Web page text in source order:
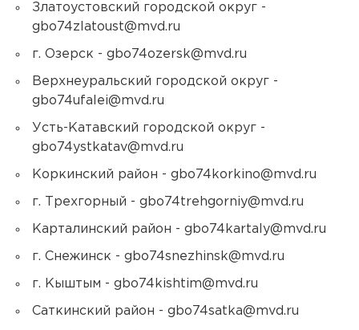
Златоустовский городской округ -
gbo74zlatoust@mvd.ru
г. Озерск - gbo74ozersk@mvd.ru
Верхнеуральский городской округ -
gbo74ufalei@mvd.ru
Усть-Катавский городской округ -
gbo74ystkatav@mvd.ru
Коркинский район - gbo74korkino@mvd.ru
г. Трехгорный - gbo74trehgorniy@mvd.ru
Карталинский район - gbo74kartaly@mvd.ru
г. Снежинск - gbo74snezhinsk@mvd.ru
г. Кыштым - gbo74kishtim@mvd.ru
Саткинский район - gbo74satka@mvd.ru